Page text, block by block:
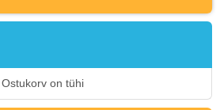
Ostukorv on tühi